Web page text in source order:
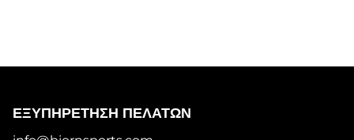
ΕΞΥΠΗΡΈΤΗΣΗ ΠΕΛΑΤΏΝ